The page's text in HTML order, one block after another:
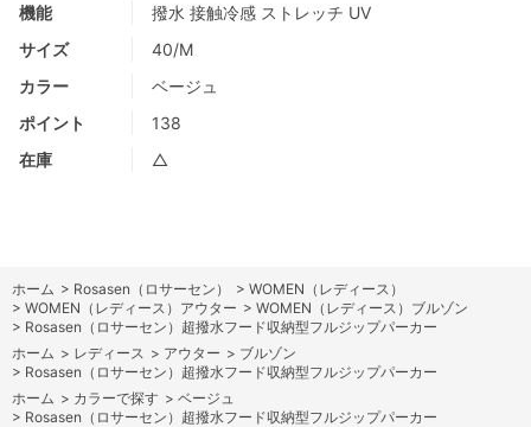
機能
撥水 接触冷感 ストレッチ UV
サイズ
40/M
カラー
ベージュ
ポイント
138
在庫
△
ホーム > Rosasen（ロサーセン） > WOMEN（レディース）
> WOMEN（レディース）アウター > WOMEN（レディース）ブルゾン
> Rosasen（ロサーセン）超撥水フード収納型フルジップパーカー
ホーム > レディース > アウター > ブルゾン
> Rosasen（ロサーセン）超撥水フード収納型フルジップパーカー
ホーム > カラーで探す > ベージュ
> Rosasen（ロサーセン）超撥水フード収納型フルジップパーカー